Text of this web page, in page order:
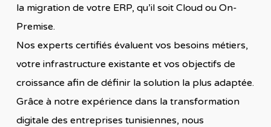
la migration de votre ERP, qu’il soit Cloud ou On-
Premise.
Nos experts certifiés évaluent vos besoins métiers,
votre infrastructure existante et vos objectifs de
croissance afin de définir la solution la plus adaptée.
Grâce à notre expérience dans la transformation
digitale des entreprises tunisiennes, nous